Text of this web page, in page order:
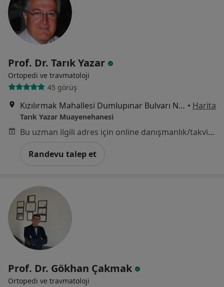
Prof. Dr. Tarık Yazar
Ortopedi ve travmatoloji
45 görüş
Kızılırmak Mahallesi Dumlupınar Bulvarı Next Level Ofis Binası A blok Kat:6 No:22 Söğütözü, Ankara • Harita
Tarık Yazar Muayenehanesi
Bu uzman ilgili adres için online danışmanlık/takvim sunmuyor.
Randevu talep et
Prof. Dr. Gökhan Çakmak
Ortopedi ve travmatoloji